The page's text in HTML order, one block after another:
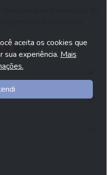
aceita os cookies que
sua experiência. Mais